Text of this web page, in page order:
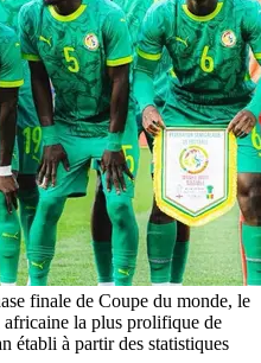
finale de Coupe du monde, le
africaine la plus prolifique de
établi à partir des statistiques